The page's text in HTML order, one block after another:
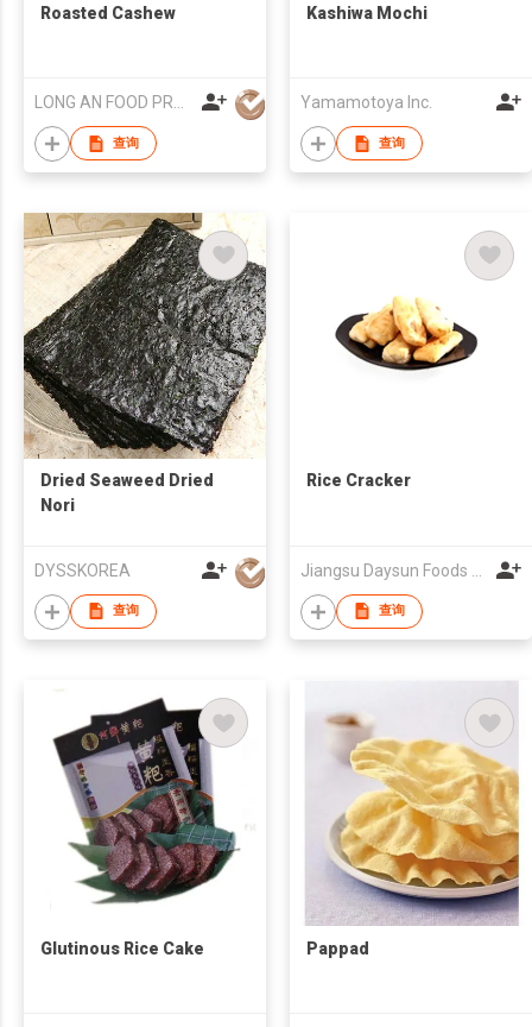
Roasted Cashew
LONG AN FOOD PROCESSING EXPORT JOINT STOCK COMPANY
查询
Kashiwa Mochi
Yamamotoya Inc.
查询
Dried Seaweed Dried
Nori
DYSSKOREA
查询
Rice Cracker
查询
Glutinous Rice Cake Pappad